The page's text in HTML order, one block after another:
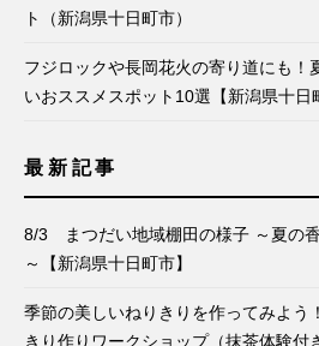
ト（新潟県十日町市）
フジロックや長岡花火の寄り道にも！
いおススメスポット10選【新潟県十日
最新記事
8/3 まつだい地域棚田の様子 ～夏の
～【新潟県十日町市】
季節の美しいねりきりを作ってみよう
きり作りワークショップ（抹茶体験付